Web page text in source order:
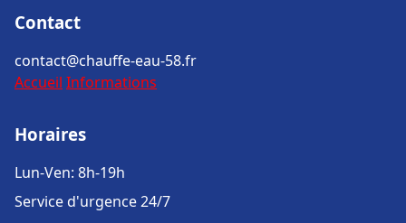
Contact
contact@chauffe-eau-58.fr
Accueil Informations
Horaires
Lun-Ven: 8h-19h
Service d'urgence 24/7